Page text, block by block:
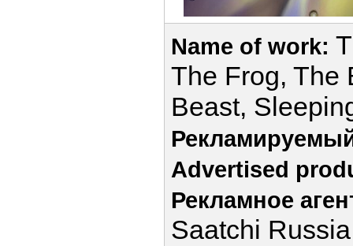
Name of work:
The Frog, The
Beast,
Advertised
Рекламное
Saatchi Russia